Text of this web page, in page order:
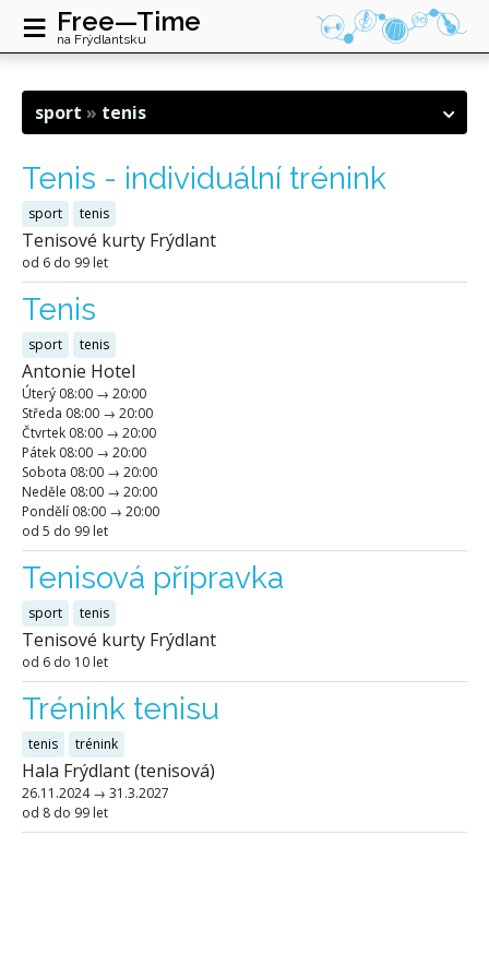
≡ Free—Time
na Frýdlantsku
sport tenis
Tenis - individuální trénink
sport tenis
Tenisové kurty Frýdlant
od 6 do 99 let
Tenis
sport tenis
Antonie Hotel
Úterý 08:00 → 20:00
Středa 08:00 → 20:00
Čtvrtek 08:00 → 20:00
Pátek 08:00 → 20:00
Sobota 08:00 → 20:00
Neděle 08:00 → 20:00
Pondělí 08:00 → 20:00
od 5 do 99 let
Tenisová přípravka
sport tenis
Tenisové kurty Frýdlant
od 6 do 10 let
Trénink tenisu
tenis trénink
Hala Frýdlant (tenisová)
26.11.2024→ 31.3.2027
od 8 do 99 let